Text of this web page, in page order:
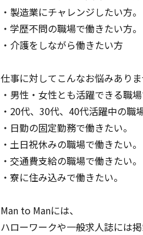
・製造業にチャレンジしたい方。
・学歴不問の職場で働きたい方。
・介護をしながら働きたい方
仕事に対してこんなお悩みあり
・男性・女性とも活躍できる職場
・20代、30代、40代活躍中の職
・日勤の固定勤務で働きたい。
・土日祝休みの職場で働きたい。
・交通費支給の職場で働きたい。
・寮に住み込みで働きたい。
Man to Manには、
ハローワークや一般求人誌には